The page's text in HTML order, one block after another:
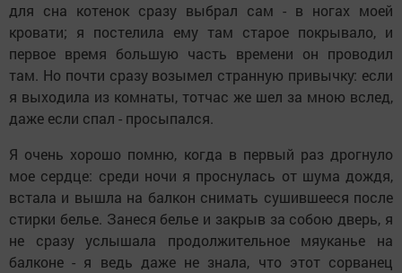
для сна котенок сразу выбрал сам - в ногах моей
кровати; я постелила ему там старое покрывало, и
первое время большую часть времени он проводил
там. Но почти сразу возымел странную привычку: если
я выходила из комнаты, тотчас же шел за мною вслед,
даже если спал - просыпался.
Я очень хорошо помню, когда в первый раз дрогнуло
мое сердце: среди ночи я проснулась от шума дождя,
встала и вышла на балкон снимать сушившееся после
стирки белье. Занеся белье и закрыв за собою дверь, я
не сразу услышала продолжительное мяуканье на
балконе - я ведь даже не знала, что этот сорванец